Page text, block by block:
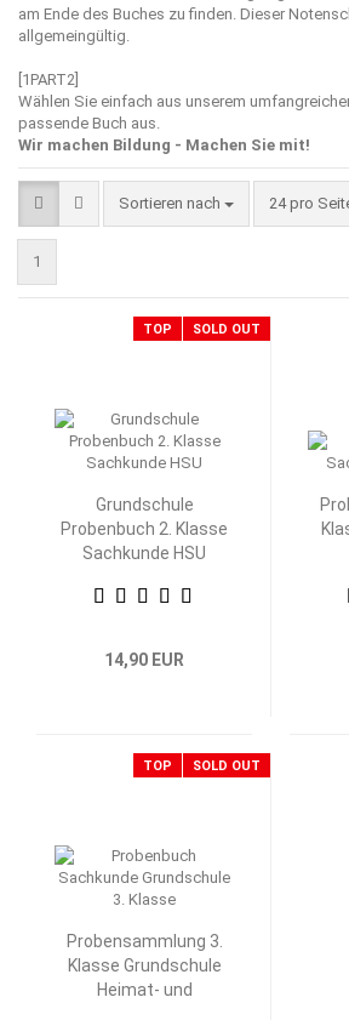
am Ende des Buches zu finden. Dieser
allgemeingültig.
[1PART2]
Wählen Sie einfach aus unserem
passende Buch aus.
Wir machen Bildung - Machen Sie mit!
Sortieren nach
Sortieren nach 24 pro
pro Seite
1
TOP SOLD OUT
Grundschule
Probenbuch 2. Klasse
Sachkunde HSU
14,90 EUR
TOP SOLD OUT
Probensammlung 3.
Klasse Grundschule
Heimat- und